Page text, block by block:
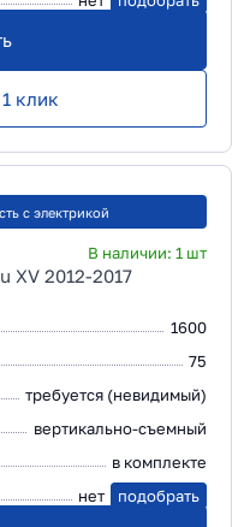
клик
с электрикой
В наличии: 1 шт
XV 2012-2017
1600
75
требуется (невидимый)
вертикально-съемный
в комплекте
нет подобрать